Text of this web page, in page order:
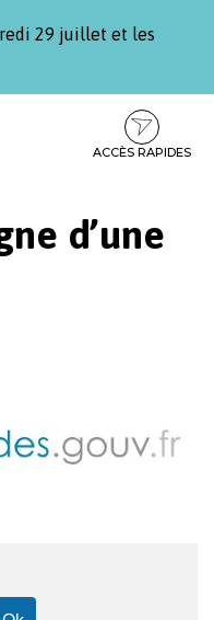
29 juillet et les
ACCÈS RAPIDES
d’une